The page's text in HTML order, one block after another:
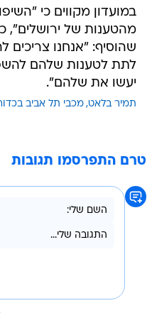
במועדון מקווים כי
מהטענות של ירושלים",
שהוסיף: "אנחנו צריכים
לתת לטענות שלהם
יעשו את שלהם".
תמיר בלאט מכבי תל אביב
טרם התפרסמו תגובות